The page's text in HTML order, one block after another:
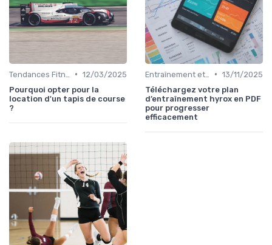
• 12/03/2025
Pourquoi opter pour la
location d'un tapis de course
?
• 13/11/2025
Téléchargez votre plan
d’entraînement hyrox en PDF
pour progresser
efficacement